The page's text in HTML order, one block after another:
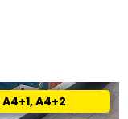
A4+1, A4+2